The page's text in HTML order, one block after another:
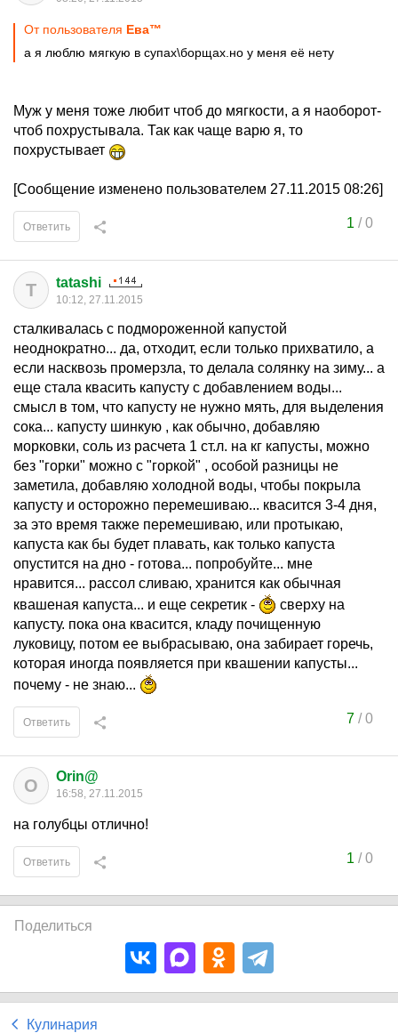
От пользователя Ева™
а я люблю мягкую в супах\борщах.но у меня её нету
Муж у меня тоже любит чтоб до мягкости, а я наоборот-
чтоб похрустывала. Так как чаще варю я, то
похрустывает
[Сообщение изменено пользователем 27.11.2015 08:26]
1 /0
Ответить
T tatashi
10:12, 27.11.2015
сталкивалась с подмороженной капустой
неоднократно... да, отходит, если только прихватило, а
если насквозь промерзла, то делала солянку на зиму... а
еще стала квасить капусту с добавлением воды...
смысл в том, что капусту не нужно мять, для выделения
сока... капусту шинкую , как обычно, добавляю
морковки, соль из расчета 1 ст.л. на кг капусты, можно
без "горки" можно с "горкой" , особой разницы не
заметила, добавляю холодной воды, чтобы покрыла
капусту и осторожно перемешиваю... квасится 3-4 дня,
за это время также перемешиваю, или протыкаю,
капуста как бы будет плавать, как только капуста
опустится на дно - готова... попробуйте... мне
нравится... рассол сливаю, хранится как обычная
квашеная капуста... и еще секретик -
сверху на
капусту. пока она квасится, кладу почищенную
луковицу, потом ее выбрасываю, она забирает горечь,
которая иногда появляется при квашении капусты...
почему - не знаю...
7/0
Ответить
O Orin@
16:58, 27.11.2015
на голубцы отлично!
1 /0
Ответить
Поделиться
Кулинария